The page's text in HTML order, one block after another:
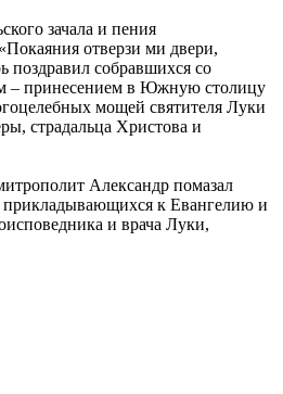
зачала и пения
отверзи ми двери,
поздравил собравшихся со
– принесением в Южную столицу
мощей святителя Луки
страдальца Христова и
Александр помазал
к Евангелию и
и врача Луки,